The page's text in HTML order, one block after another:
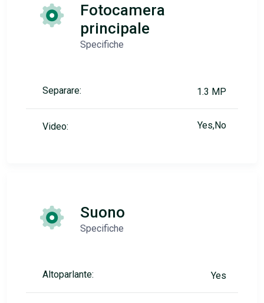
Fotocamera
principale
Specifiche
Separare: 1.3 MP
Video: Yes,No
Suono
Specifiche
Altoparlante: Yes